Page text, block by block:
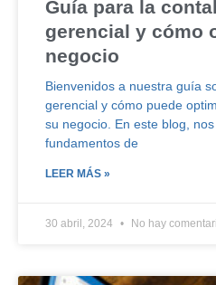
Guía para la
gerencial y cómo
negocio
Bienvenidos a nuestra guía
gerencial y cómo puede
su negocio. En este blog,
fundamentos de
LEER MÁS »
30 abril, 2024 No hay